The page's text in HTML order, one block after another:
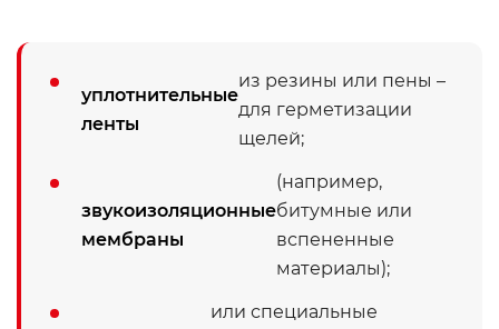
уплотнительные
ленты
из резины или пены –
для герметизации
щелей;
звукоизоляционные
мембраны
(например,
битумные или
вспененные
материалы);
или специальные